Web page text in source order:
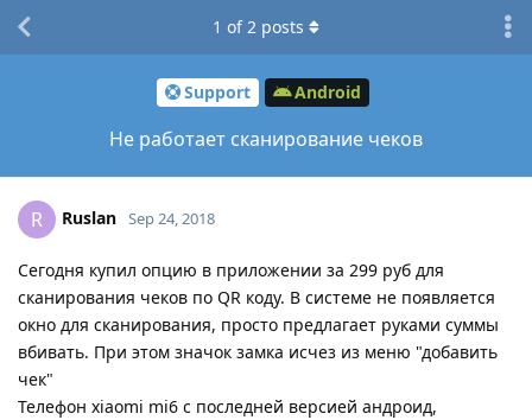
Support Android
Не работает сканирование чеков
1 of2 posts
R Ruslan Sep 24, 2018
Сегодня купил опцию в приложении за 299 руб для
сканирования чеков по QR коду. В системе не появляется
окно для сканирования, просто предлагает руками суммы
вбивать. При этом значок замка исчез из меню "добавить
чек"
Телефон xiaomi mi6 с последней версией андроид,